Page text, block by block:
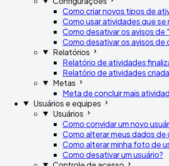
Como criar novos tipos de
Como usar atividades que
Como desativar os avisos de
Como desativar os avisos de
Relatórios
Relatório de atividades
Relatório de atividades
Metas
Meta de concluir mais
Usuários e equipes
Usuários
Como convidar um novo
Como alterar meus dados de
Como alterar minha foto de
Como desativar um usuário?